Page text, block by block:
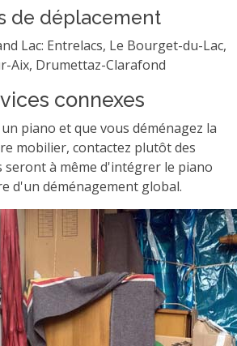
de déplacement
Lac: Entrelacs, Le Bourget-du-Lac,
Aix, Drumettaz-Clarafond
connexes
piano et que vous déménagez la
mobilier, contactez plutôt des
seront à même d'intégrer le piano
d'un déménagement global.